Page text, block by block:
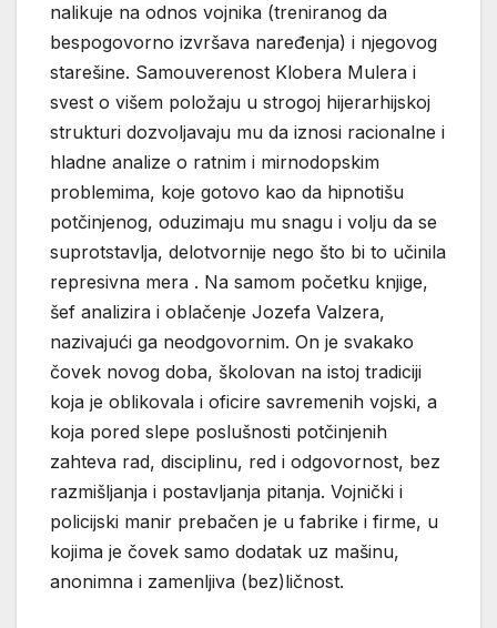
nalikuje na odnos vojnika (treniranog da
bespogovorno izvršava naređenja) i njegovog
starešine. Samouverenost Klobera Mulera i
svest o višem položaju u strogoj hijerarhijskoj
strukturi dozvoljavaju mu da iznosi racionalne i
hladne analize o ratnim i mirnodopskim
problemima, koje gotovo kao da hipnotišu
potčinjenog, oduzimaju mu snagu i volju da se
suprotstavlja, delotvornije nego što bi to učinila
represivna mera . Na samom početku knjige,
šef analizira i oblačenje Jozefa Valzera,
nazivajući ga neodgovornim. On je svakako
čovek novog doba, školovan na istoj tradiciji
koja je oblikovala i oficire savremenih vojski, a
koja pored slepe poslušnosti potčinjenih
zahteva rad, disciplinu, red i odgovornost, bez
razmišljanja i postavljanja pitanja. Vojnički i
policijski manir prebačen je u fabrike i firme, u
kojima je čovek samo dodatak uz mašinu,
anonimna i zamenljiva (bez)ličnost.